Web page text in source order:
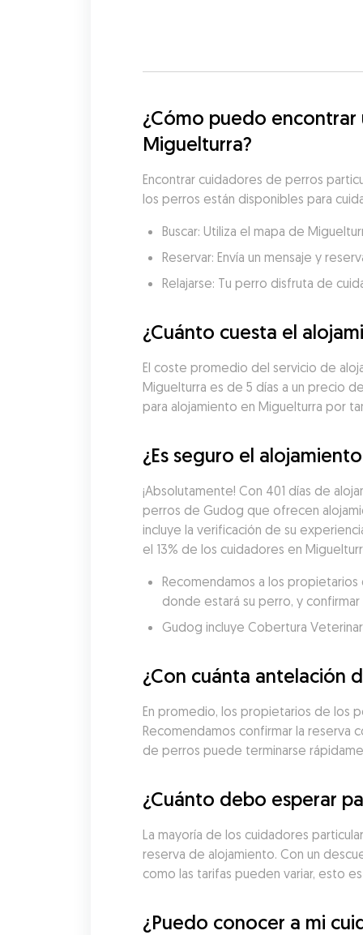
¿Cómo puedo
Miguelturra?
Encontrar cuidadores de perros
los perros están disponibles para
Buscar: Utiliza el mapa de
Reservar: Envía un mensaje y
Relajarse: Tu perro disfruta de
¿Cuánto cuesta el
El coste promedio del servicio de
Miguelturra es de 5 días a un precio
para alojamiento en Miguelturra por
¿Es seguro el
¡Absolutamente! Con 401 días de
perros de Gudog que ofrecen
incluye la verificación de su
el 13% de los cuidadores en
Recomendamos a los
donde estará su perro, y
Gudog incluye Cobertura
¿Con cuánta antelación
En promedio, los propietarios de los
Recomendamos confirmar la reserva
de perros puede terminarse
¿Cuánto debo esperar
La mayoría de los cuidadores
reserva de alojamiento. Con un
como las tarifas pueden variar, esto
¿Puedo conocer a mi